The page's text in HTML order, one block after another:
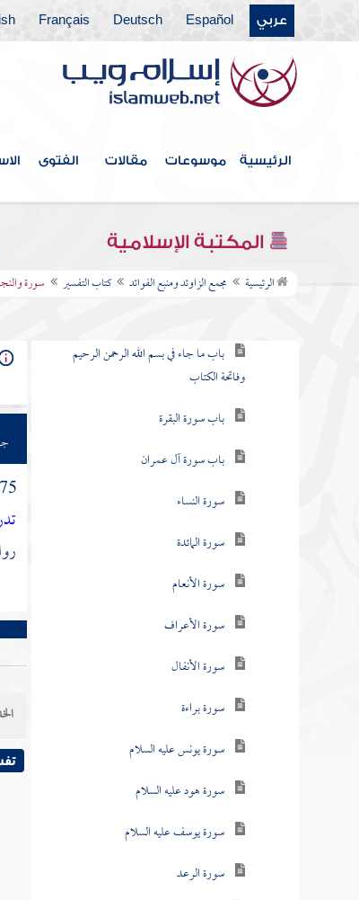
عربي Español
Deutsch
Français
الرئيسية موسوعات مقالات الفتوى
المكتبة الإسلامية
الرئيسية مجمع الزاوئد ومنبع الفوائد كتاب التفسير سورة
كتاب الخلافة
كتاب الجهاد
كتاب المغازي والسير
كتاب قتال أهل البغي
كتاب الحدود والديات
كتاب الديات
كتاب التفسير
باب ما جاء في بسم الله الرحمن الرحيم
وفاتحة الكتاب
باب سورة البقرة
باب سورة آل عمران
سورة النساء
سورة المائدة
سورة الأنعام
سورة الأعراف
سورة الأنفال
سورة براءة
سورة يونس عليه السلام
سورة هود عليه السلام
سورة يوسف عليه السلام
سورة الرعد